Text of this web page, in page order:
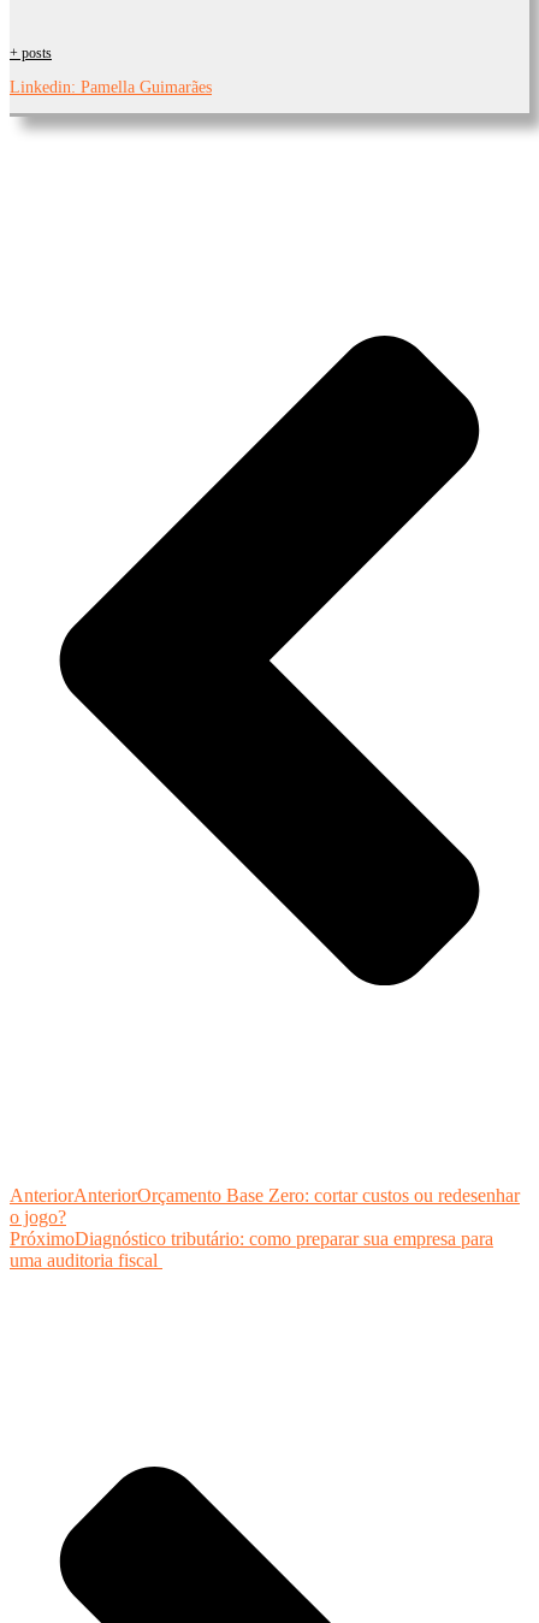
+ posts
Linkedin: Pamella Guimarães
AnteriorAnteriorOrçamento Base Zero: cortar custos ou redesenhar
o jogo?
PróximoDiagnóstico tributário: como preparar sua empresa para
uma auditoria fiscal